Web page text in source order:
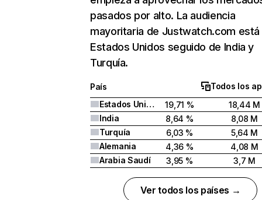
pasados por alto. La audiencia
mayoritaria de Justwatch.com está
Estados Unidos seguido de India y
Turquía.
País
Todos los
Estados Unidos
19,71 %
18,44 M
India
8,64 %
8,08 M
Turquía
6,03 %
5,64 M
Alemania
4,36 %
4,08 M
Arabia Saudí
3,95 % 3,7 M
Ver todos los países →